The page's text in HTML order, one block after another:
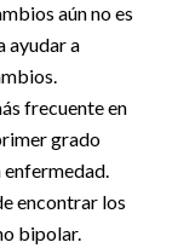
aún no es
ayudar a
frecuente en
grado
enfermedad.
encontrar los
bipolar.